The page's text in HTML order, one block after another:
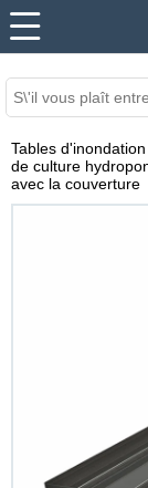
......
Tables
de culture
avec la couverture